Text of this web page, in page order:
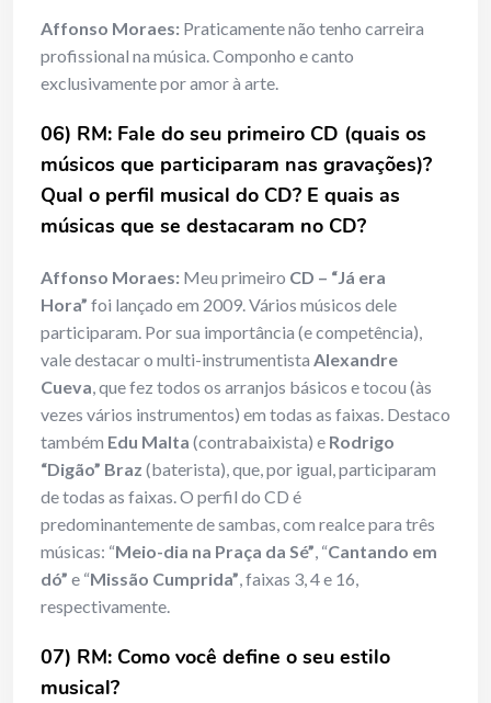
Affonso Moraes: Praticamente não tenho carreira
profissional na música. Componho e canto
exclusivamente por amor à arte.
06) RM: Fale do seu primeiro CD (quais os
músicos que participaram nas gravações)?
Qual o perfil musical do CD? E quais as
músicas que se destacaram no CD?
Affonso Moraes: Meu primeiro CD – “Já era
Hora” foi lançado em 2009. Vários músicos dele
participaram. Por sua importância (e competência),
vale destacar o multi-instrumentista Alexandre
Cueva, que fez todos os arranjos básicos e tocou (às
vezes vários instrumentos) em todas as faixas. Destaco
também Edu Malta (contrabaixista) e Rodrigo
“Digão” Braz (baterista), que, por igual, participaram
de todas as faixas. O perfil do CD é
predominantemente de sambas, com realce para três
músicas: “Meio-dia na Praça da Sé”, “Cantando em
dó” e “Missão Cumprida”, faixas 3, 4 e 16,
respectivamente.
07) RM: Como você define o seu estilo
musical?